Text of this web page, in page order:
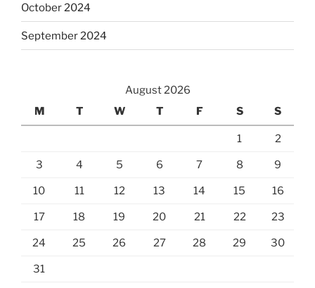
October 2024
September 2024
August 2026
M
T W T F S S
1 2
3 4 5 6 7 8 9
10 11 12 13 14 15 16
17 18 19 20 21 22 23
24 25 26 27 28 29 30
31